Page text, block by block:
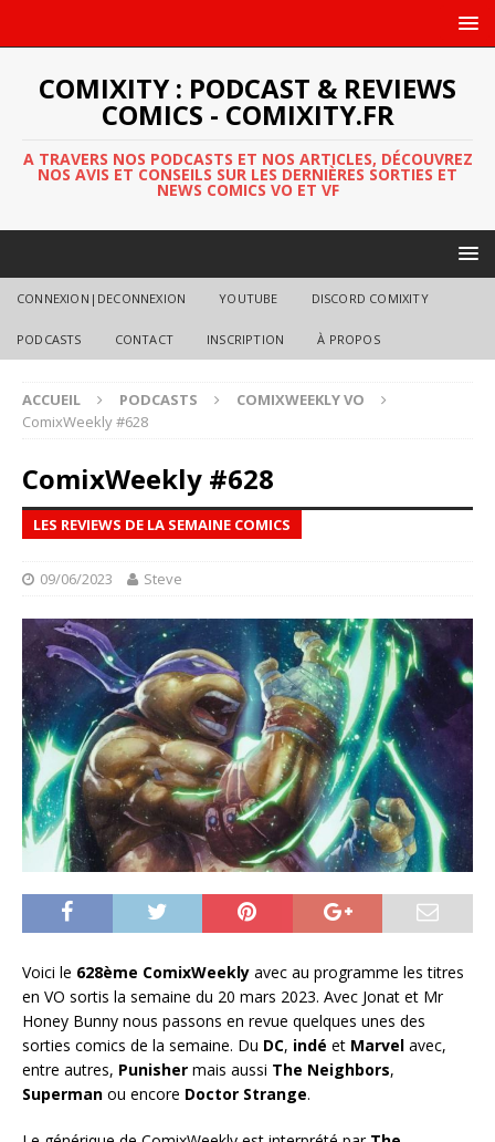
COMIXITY : PODCAST & REVIEWS
COMICS - COMIXITY.FR
A TRAVERS NOS PODCASTS ET NOS ARTICLES, DÉCOUVREZ
NOS AVIS ET CONSEILS SUR LES DERNIÈRES SORTIES ET
NEWS COMICS VO ET VF
CONNEXION|DECONNEXION YOUTUBE DISCORD COMIXITY
PODCASTS CONTACT INSCRIPTION À PROPOS
ACCUEIL PODCASTS
COMIXWEEKLY VO
ComixWeekly #628
ComixWeekly #628
LES REVIEWS DE LA SEMAINE COMICS
09/06/2023 Steve
Voici le 628ème ComixWeekly avec au programme les titres
en VO sortis la semaine du 20 mars 2023. Avec Jonat et Mr
Honey Bunny nous passons en revue quelques unes des
sorties comics de la semaine. Du DC, indé et Marvel avec,
entre autres, Punisher mais aussi The Neighbors,
Superman ou encore Doctor Strange.